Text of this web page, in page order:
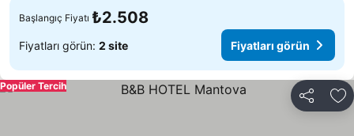
Başlangıç Fiyatı ₺2.508
Fiyatları görün: 2 site Fiyatları görün
Paylaş
Popüler Tercih